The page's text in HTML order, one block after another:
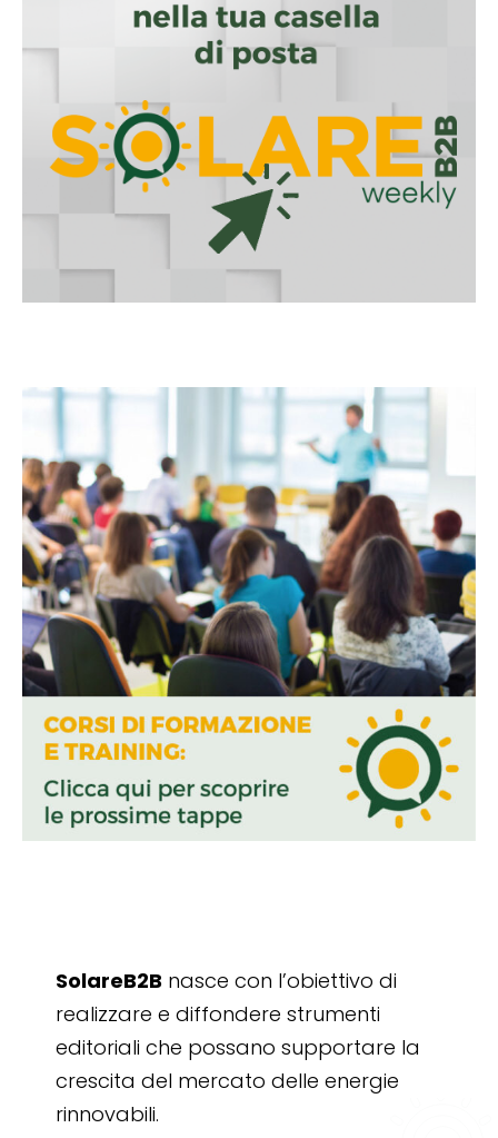
SolareB2B nasce con l’obiettivo di
realizzare e diffondere strumenti
editoriali che possano supportare la
crescita del mercato delle energie
rinnovabili.